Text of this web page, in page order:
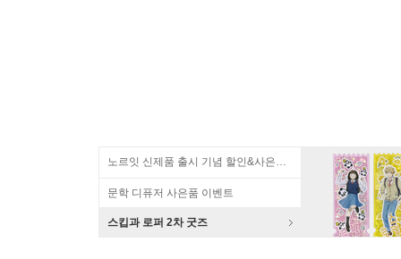
노르잇 신제품 출시 기념 할인&사은품 증정!
문학 디퓨저 사은품 이벤트
스킵과 로퍼 2차 굿즈